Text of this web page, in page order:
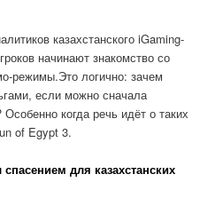
казахстанского iGaming-
начинают знакомство со
режимы.Это логично: зачем
если можно сначала
когда речь идёт о таких
of Egypt 3.
для казахстанских